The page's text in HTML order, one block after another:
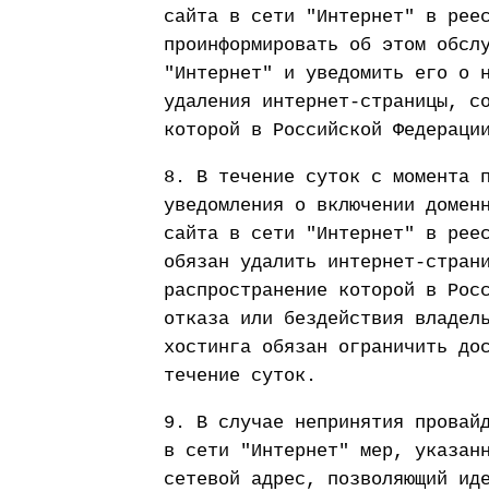
сайта в сети "Интернет" в
проинформировать об этом
"Интернет" и уведомить его о
удаления интернет-страницы,
которой в Российской
8. В течение суток с момента
уведомления о включении
сайта в сети "Интернет" в
обязан удалить интернет-
распространение которой в
отказа или бездействия
хостинга обязан ограничить
течение суток.
9. В случае непринятия
в сети "Интернет" мер,
сетевой адрес, позволяющий